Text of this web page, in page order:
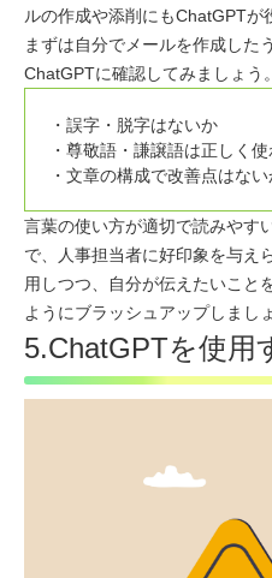
ルの作成や添削にもChatGPTが
まずは自分でメールを作成した
ChatGPTに確認してみましょう。
誤字・脱字はないか
尊敬語・謙譲語は正しく
文章の構成で改善点はない
言葉の使い方が適切で読みやす
で、人事担当者に好印象を与え
用しつつ、自分が伝えたいこと
ようにブラッシュアップしまし
5.ChatGPTを使用